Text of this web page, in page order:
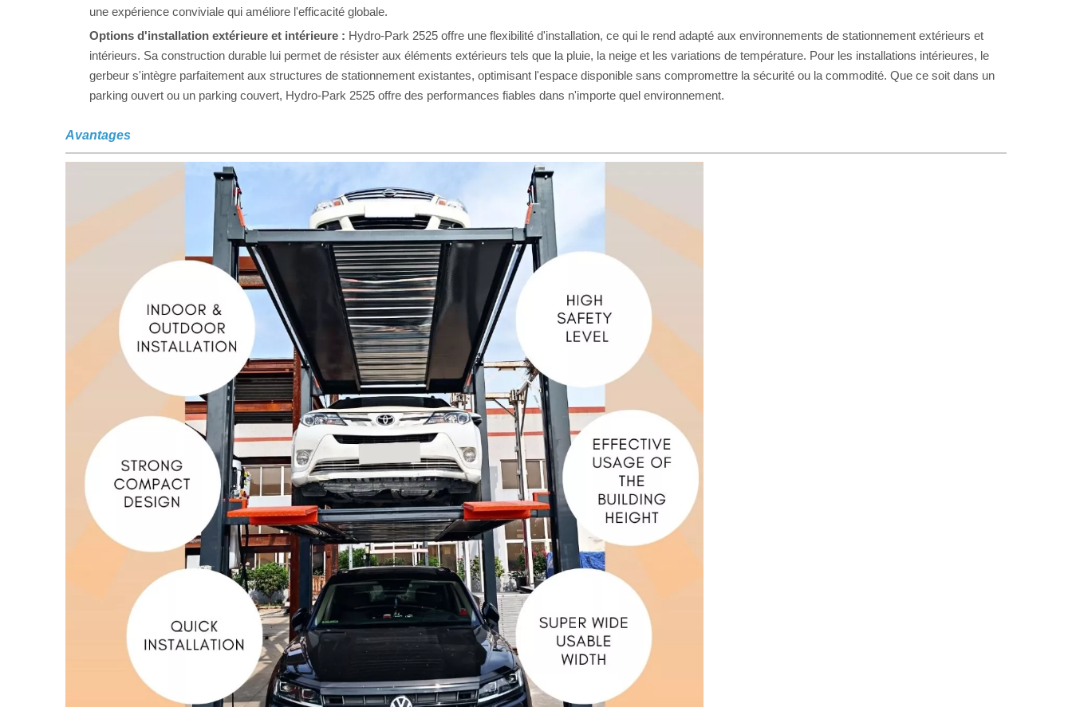
une expérience conviviale qui améliore l'efficacité globale.
Options d'installation extérieure et intérieure : Hydro-Park 2525 offre une flexibilité d'installation, ce qui le rend adapté aux environnements de stationnement extérieurs et
intérieurs. Sa construction durable lui permet de résister aux éléments extérieurs tels que la pluie, la neige et les variations de température. Pour les installations intérieures, le
gerbeur s'intègre parfaitement aux structures de stationnement existantes, optimisant l'espace disponible sans compromettre la sécurité ou la commodité. Que ce soit dans un
parking ouvert ou un parking couvert, Hydro-Park 2525 offre des performances fiables dans n'importe quel environnement.
Avantages